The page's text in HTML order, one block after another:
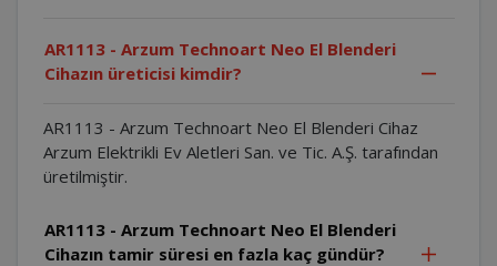
AR1113 - Arzum Technoart Neo El Blenderi
Cihazın üreticisi kimdir?
AR1113 - Arzum Technoart Neo El Blenderi Cihaz
Arzum Elektrikli Ev Aletleri San. ve Tic. A.Ş. tarafından
üretilmiştir.
AR1113 - Arzum Technoart Neo El Blenderi
Cihazın tamir süresi en fazla kaç gündür?